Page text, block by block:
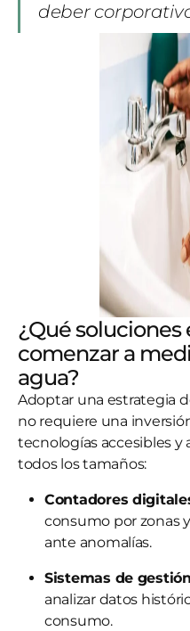
deber
¿Qué soluciones
comenzar a
agua?
Adoptar una estrategia
no requiere una
tecnologías accesibles y
todos los tamaños:
Contadores
consumo por zonas
ante anomalías.
Sistemas de
analizar datos
consumo.